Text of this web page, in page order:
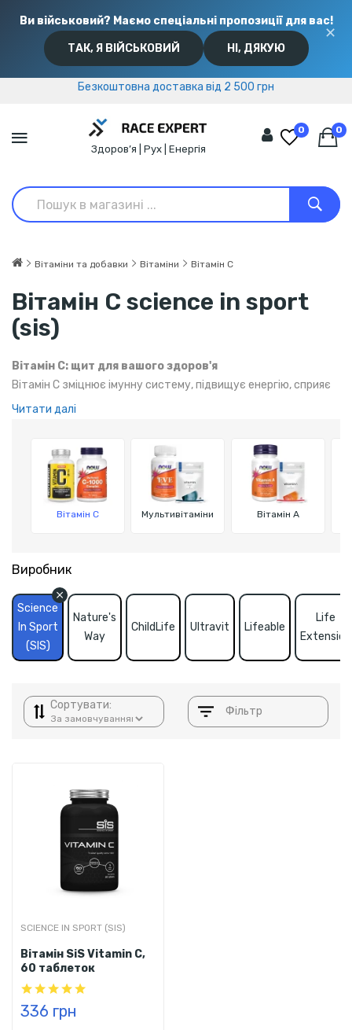
Ви військовий? Маємо спеціальні пропозиції для вас!
ТАК, Я ВІЙСЬКОВИЙ НІ, ДЯКУЮ
✕
Безкоштовна доставка від 2 500 грн
Безкоштовна доставка від 2 500 грн
Здоров’я | Рух | Енергія
0 0
Вітаміни та добавки Вітаміни Вітамін C
Вітамін C science in sport
(sis)
Вітамін C: щит для вашого здоров'я
Вітамін C зміцнює імунну систему, підвищує енергію, сприяє
швидкому відновленню після тренувань і бореться з вільними
вітамін C самостійно, його необхідно отримувати з їжею або
добавками.
Читати далі
Мультивітаміни Вітамін A
Вітамін C
Виробник
Lifeable
Science
In Sport
(SIS)
Life
Extension
Nature's
Way
ChildLife Ultravit
Сортувати: Фільтр
SCIENCE IN SPORT (SIS)
Вітамін SiS Vitamin C,
60 таблеток
336 грн